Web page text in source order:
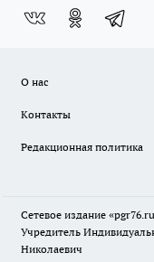
О нас
Контакты
Редакционная политика
Сетевое издание
Учредитель
Николаевич